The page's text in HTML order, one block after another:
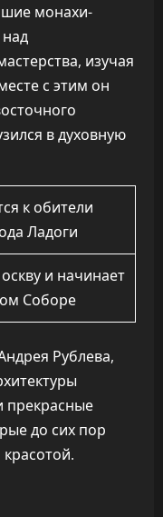
монахи-
изучая
с этим он
в духовную
к обители
Ладоги
и начинает
Соборе
Рублева,
прекрасные
до сих пор